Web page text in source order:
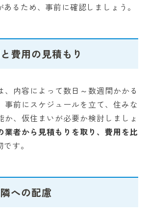
あるため、事前に確認しましょう。
費用の見積もり
、内容によって数日～数週間かかる
事前にスケジュールを立て、住みな
か、仮住まいが必要か検討しましょ
業者から見積もりを取り、費用を比
す。
への配慮